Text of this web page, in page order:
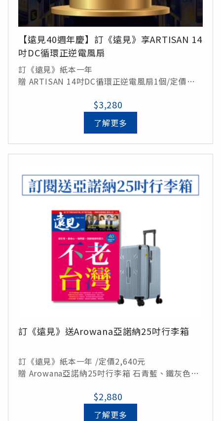
【遠見40週年慶】訂《遠見》享ARTISAN 14
吋DC循環正逆電風扇
訂《遠見》紙本一年
贈 ARTISAN 14吋DC循環正逆電風扇1個/定價
$3,280
了解更多
訂《遠見》送Arowana亞諾納25吋行李箱
訂《遠見》紙本一年 /定價2,640元
贈 Arowana亞諾納25吋行李箱 石青藍、鐵灰色、
總價值7,130元 訂閱即享4折優惠
$2,880
了解更多